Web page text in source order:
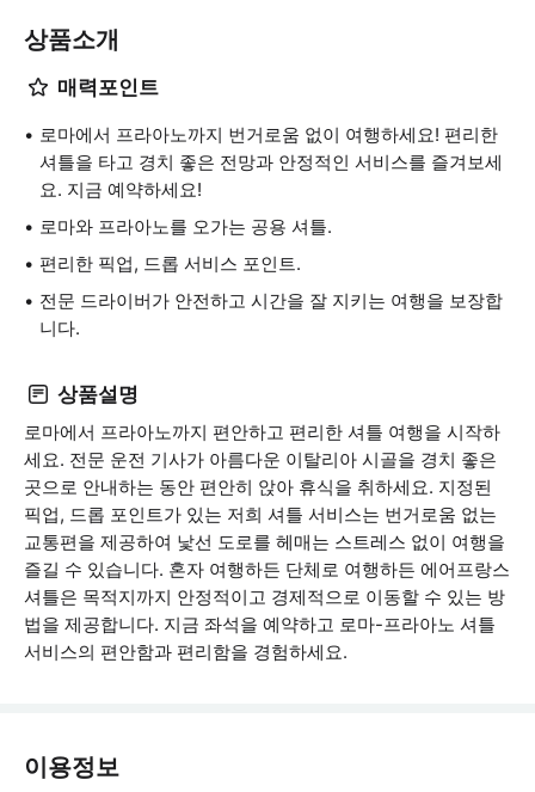
상품소개
매력포인트
로마에서 프라아노까지 번거로움 없이 여행하세요! 편리한
셔틀을 타고 경치 좋은 전망과 안정적인 서비스를 즐겨보세
요. 지금 예약하세요!
로마와 프라아노를 오가는 공용 셔틀.
편리한 픽업, 드롭 서비스 포인트.
전문 드라이버가 안전하고 시간을 잘 지키는 여행을 보장합
니다.
상품설명
로마에서 프라아노까지 편안하고 편리한 셔틀 여행을 시작하
세요. 전문 운전 기사가 아름다운 이탈리아 시골을 경치 좋은
곳으로 안내하는 동안 편안히 앉아 휴식을 취하세요. 지정된
픽업, 드롭 포인트가 있는 저희 셔틀 서비스는 번거로움 없는
교통편을 제공하여 낯선 도로를 헤매는 스트레스 없이 여행을
즐길 수 있습니다. 혼자 여행하든 단체로 여행하든 에어프랑스
셔틀은 목적지까지 안정적이고 경제적으로 이동할 수 있는 방
법을 제공합니다. 지금 좌석을 예약하고 로마-프라아노 셔틀
서비스의 편안함과 편리함을 경험하세요.
이용정보